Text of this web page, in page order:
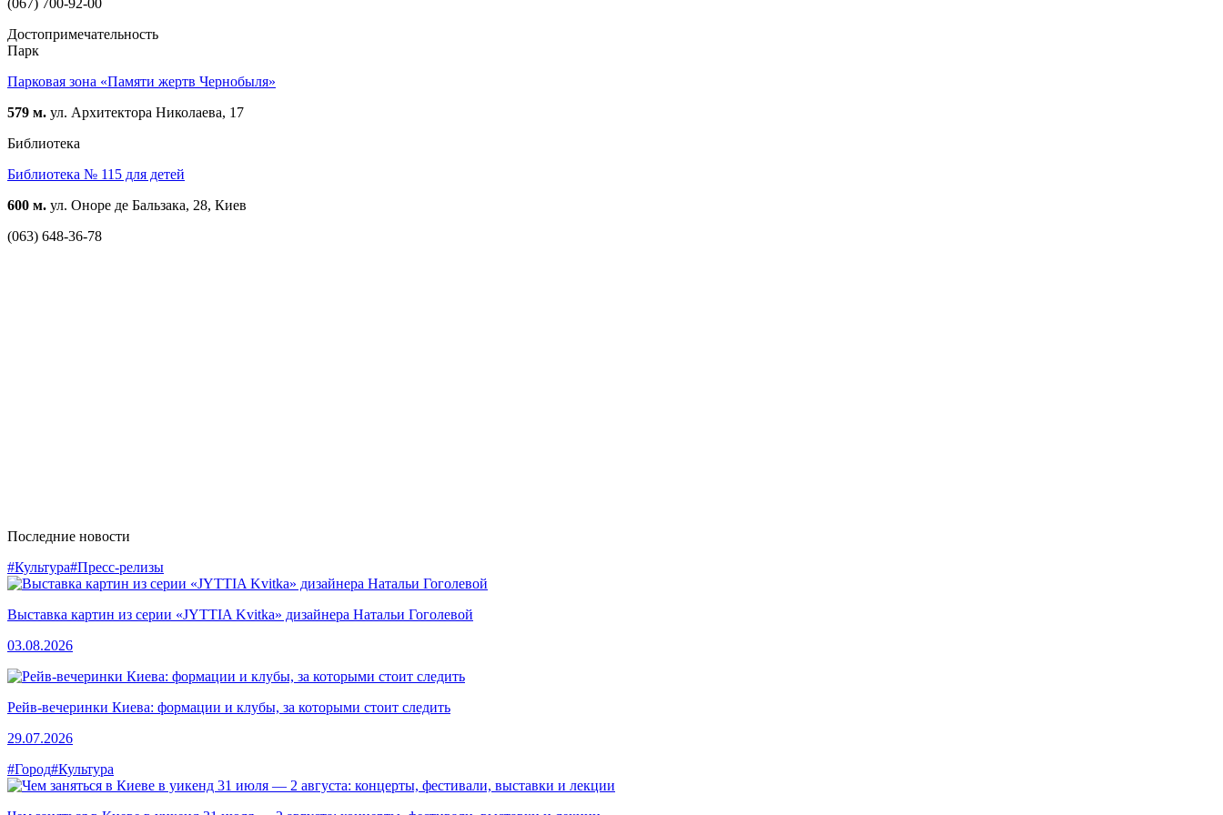
Достопримечательность
Парк
Парковая зона «Памяти жертв Чернобыля»
579 м. ул. Архитектора Николаева, 17
Библиотека
Библиотека № 115 для детей
600 м. ул. Оноре де Бальзака, 28, Киев
(063) 648-36-78
Последние новости
#Культура#Пресс-релизы
Выставка картин из серии «JYTTIA Kvitka» дизайнера Натальи Гоголевой
03.08.2026
Рейв-вечеринки Киева: формации и клубы, за которыми стоит следить
29.07.2026
#Город#Культура